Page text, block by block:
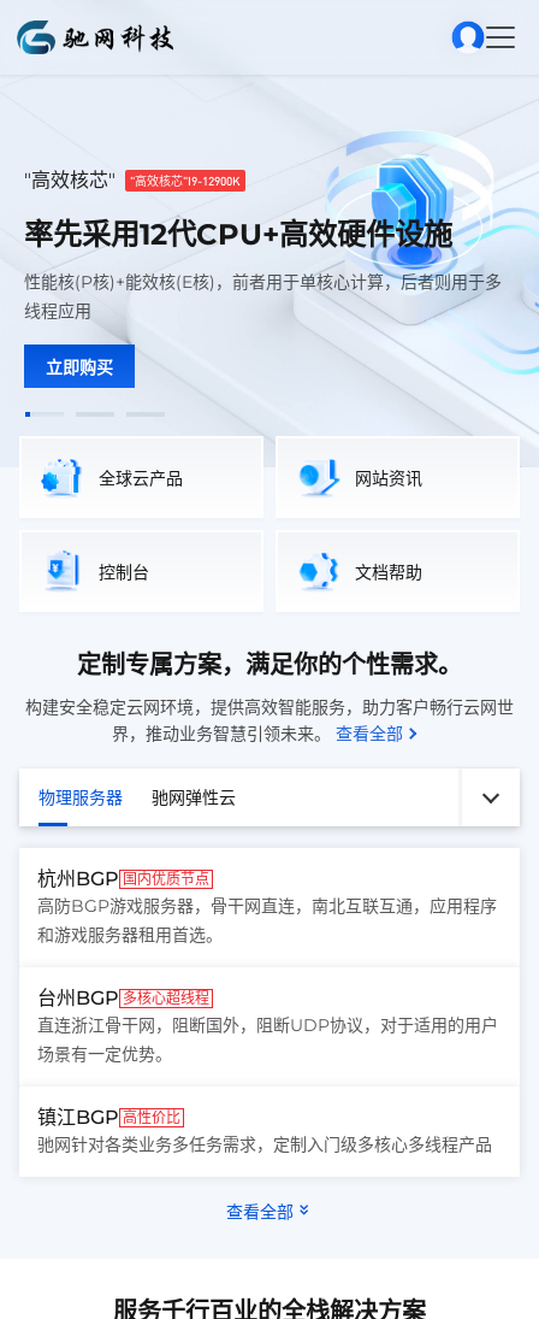
让游戏联机开服变得如此简单
为游戏服务器管理而生
高性能云·游戏服务器专区
自研游戏面板，支持同时部署多款热门游戏，一键开服，深度可视
化服务器管理功能
查看详情
"高效核芯"
"高效核芯"I9-12900K
率先采用12代CPU+高效硬件设施
性能核(P核)+能效核(E核)，前者用于单核心计算，后者则用于多
线程应用
立即购买
携手共赴服务器酷炫世界的探索之旅！
智领云启探索企划
驰骋云网・智领云启探索企划
不仅仅是一次简单的服务器体验活动，更是我们与您携手探索、共
同成长的契机。
查看详情
让游戏联机开服变得如此简单
为游戏服务器管理而生
高性能云·游戏服务器专区
自研游戏面板，支持同时部署多款热门游戏，一键开服，深度可视
化服务器管理功能
查看详情
"高效核芯" "高效核芯"I9-12900K
率先采用12代CPU+高效硬件设施
性能核(P核)+能效核(E核)，前者用于单核心计算，后者则用于多
线程应用
立即购买
全球云产品 网站资讯
控制台 文档帮助
定制专属方案，满足你的个性需求。
构建安全稳定云网环境，提供高效智能服务，助力客户畅行云网世
界，推动业务智慧引领未来。 查看全部
物理服务器 驰网弹性云
杭州BGP 国内优质节点
高防BGP游戏服务器，骨干网直连，南北互联互通，应用程序
和游戏服务器租用首选。
台州BGP 多核心超线程
直连浙江骨干网，阻断国外，阻断UDP协议，对于适用的用户
场景有一定优势。
镇江BGP 高性价比
驰网针对各类业务多任务需求，定制入门级多核心多线程产品
查看全部
服务千行百业的全栈解决方案